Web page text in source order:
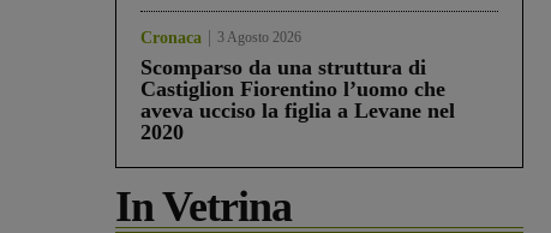
Cronaca 3 Agosto 2026
Scomparso da una struttura di
Castiglion Fiorentino l’uomo che
aveva ucciso la figlia a Levane nel
2020
In Vetrina